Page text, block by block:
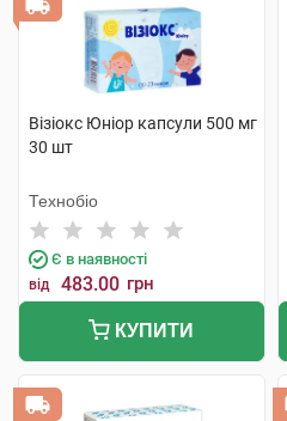
Візіокс Юніор капсули 500 мг
30 шт
Технобіо
Є в наявності
від 483.00 грн
КУПИТИ